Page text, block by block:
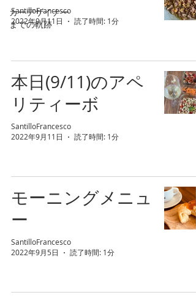
カーデザイナー
までの軌跡
SantilloFrancesco
2022年9月11日
読了時間: 1分
本日(9/11)のアペ
リティーボ
SantilloFrancesco
2022年9月11日
読了時間: 1分
モーニングメニュ
ー
SantilloFrancesco
2022年9月5日
読了時間: 1分